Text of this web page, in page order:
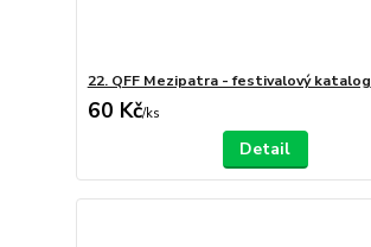
22. QFF Mezipatra - festivalový katalog
60 Kč/ks
Detail